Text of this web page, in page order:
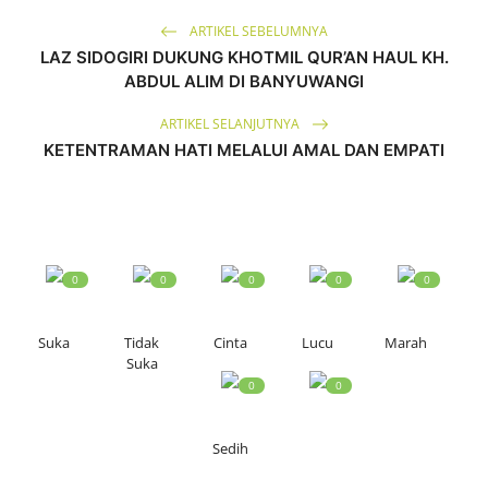
ARTIKEL SEBELUMNYA
LAZ SIDOGIRI DUKUNG KHOTMIL QUR’AN HAUL KH.
ABDUL ALIM DI BANYUWANGI
ARTIKEL SELANJUTNYA
KETENTRAMAN HATI MELALUI AMAL DAN EMPATI
0
Suka
0
Tidak
Suka
0
Cinta
0
Lucu
0
Marah
0
Sedih
0